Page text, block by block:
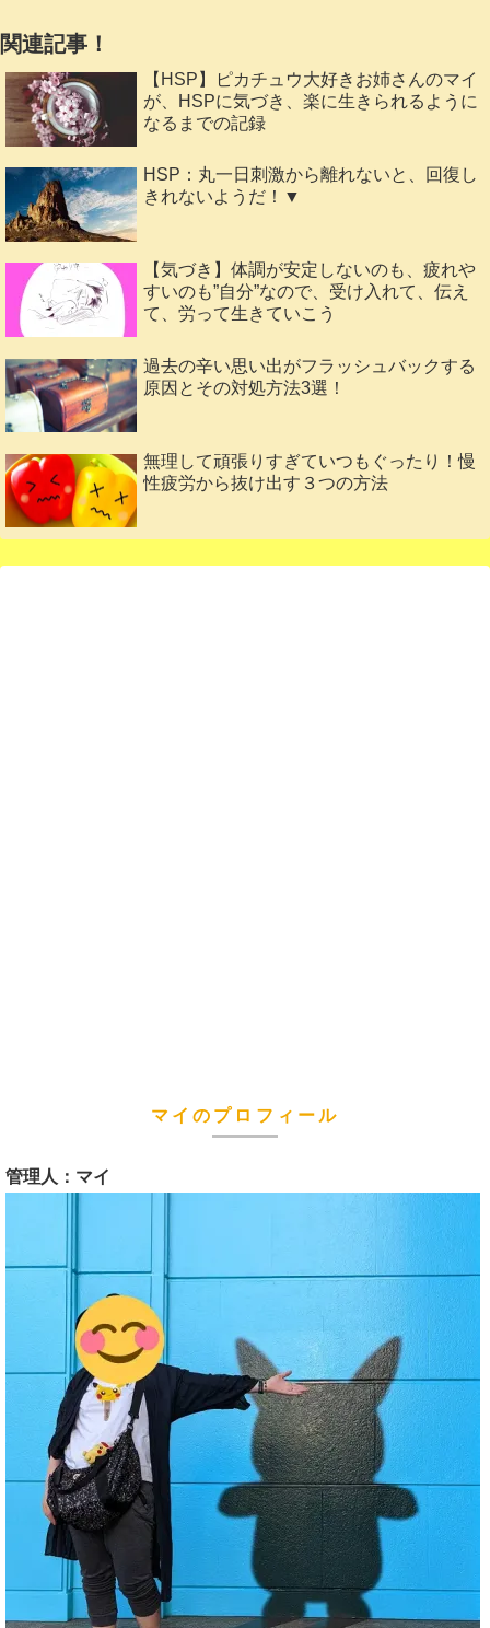
関連記事！
【HSP】ピカチュウ大好きお姉さんのマイ
が、HSPに気づき、楽に生きられるように
なるまでの記録
HSP：丸一日刺激から離れないと、回復し
きれないようだ！▼
【気づき】体調が安定しないのも、疲れや
すいのも”自分”なので、受け入れて、伝え
て、労って生きていこう
過去の辛い思い出がフラッシュバックする
原因とその対処方法3選！
無理して頑張りすぎていつもぐったり！慢
性疲労から抜け出す３つの方法
マイのプロフィール
管理人：マイ